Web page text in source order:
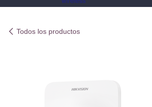
Todos los productos